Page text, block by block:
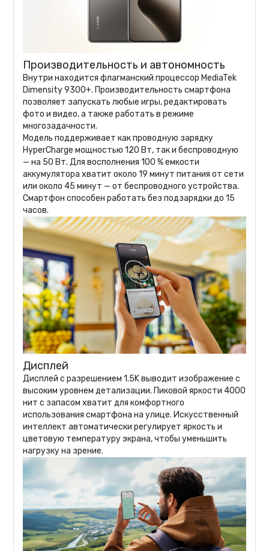
Производительность и автономность
Внутри находится флагманский процессор MediaTek
Dimensity 9300+. Производительность смартфона
позволяет запускать любые игры, редактировать
фото и видео, а также работать в режиме
многозадачности.
Модель поддерживает как проводную зарядку
HyperCharge мощностью 120 Вт, так и беспроводную
— на 50 Вт. Для восполнения 100 % емкости
аккумулятора хватит около 19 минут питания от сети
или около 45 минут — от беспроводного устройства.
Смартфон способен работать без подзарядки до 15
часов.
Дисплей
Дисплей с разрешением 1.5K выводит изображение с
высоким уровнем детализации. Пиковой яркости 4000
нит с запасом хватит для комфортного
использования смартфона на улице. Искусственный
интеллект автоматически регулирует яркость и
цветовую температуру экрана, чтобы уменьшить
нагрузку на зрение.